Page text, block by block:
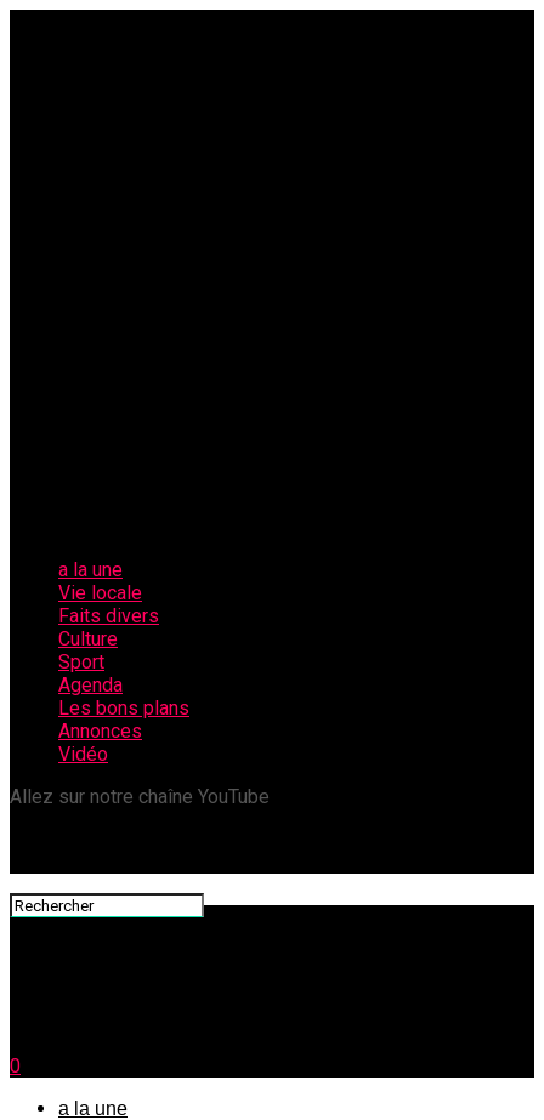
a la une
Vie locale
Faits divers
Culture
Sport
Agenda
Les bons plans
Annonces
Vidéo
Allez sur notre chaîne YouTube
0
a la une